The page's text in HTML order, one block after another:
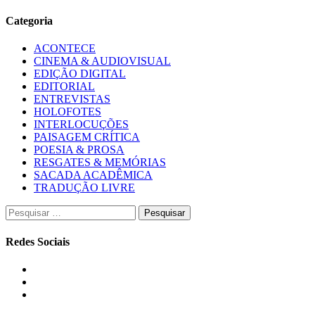
Categoria
ACONTECE
CINEMA & AUDIOVISUAL
EDIÇÃO DIGITAL
EDITORIAL
ENTREVISTAS
HOLOFOTES
INTERLOCUÇÕES
PAISAGEM CRÍTICA
POESIA & PROSA
RESGATES & MEMÓRIAS
SACADA ACADÊMICA
TRADUÇÃO LIVRE
Pesquisar
por:
Redes Sociais